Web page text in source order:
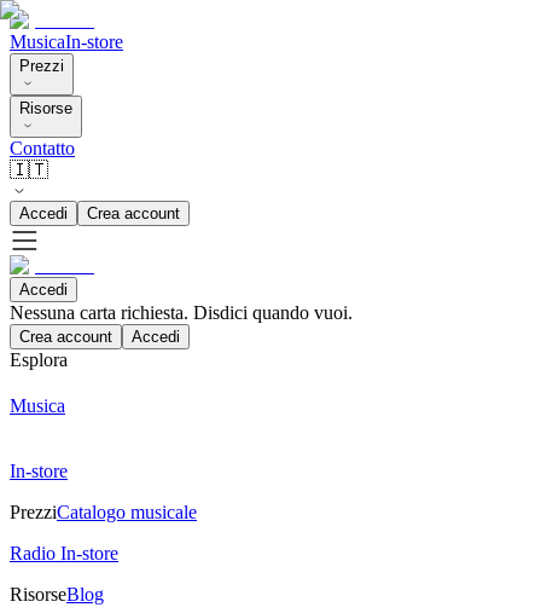
MusicaIn-store
Prezzi
Risorse
Contatto
🇮🇹
Accedi Crea account
Accedi
Nessuna carta richiesta. Disdici quando vuoi.
Crea account Accedi
Esplora
Musica
In-store
PrezziCatalogo musicale
Radio In-store
RisorseBlog